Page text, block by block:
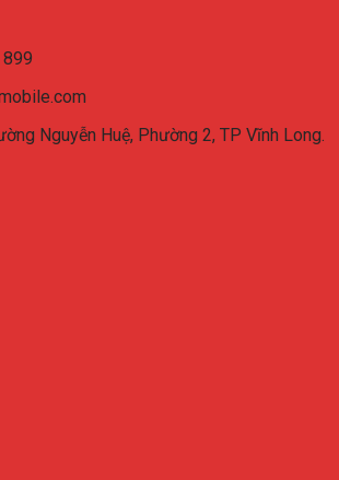
Nguyễn Huệ, Phường 2, TP Vĩnh Long.